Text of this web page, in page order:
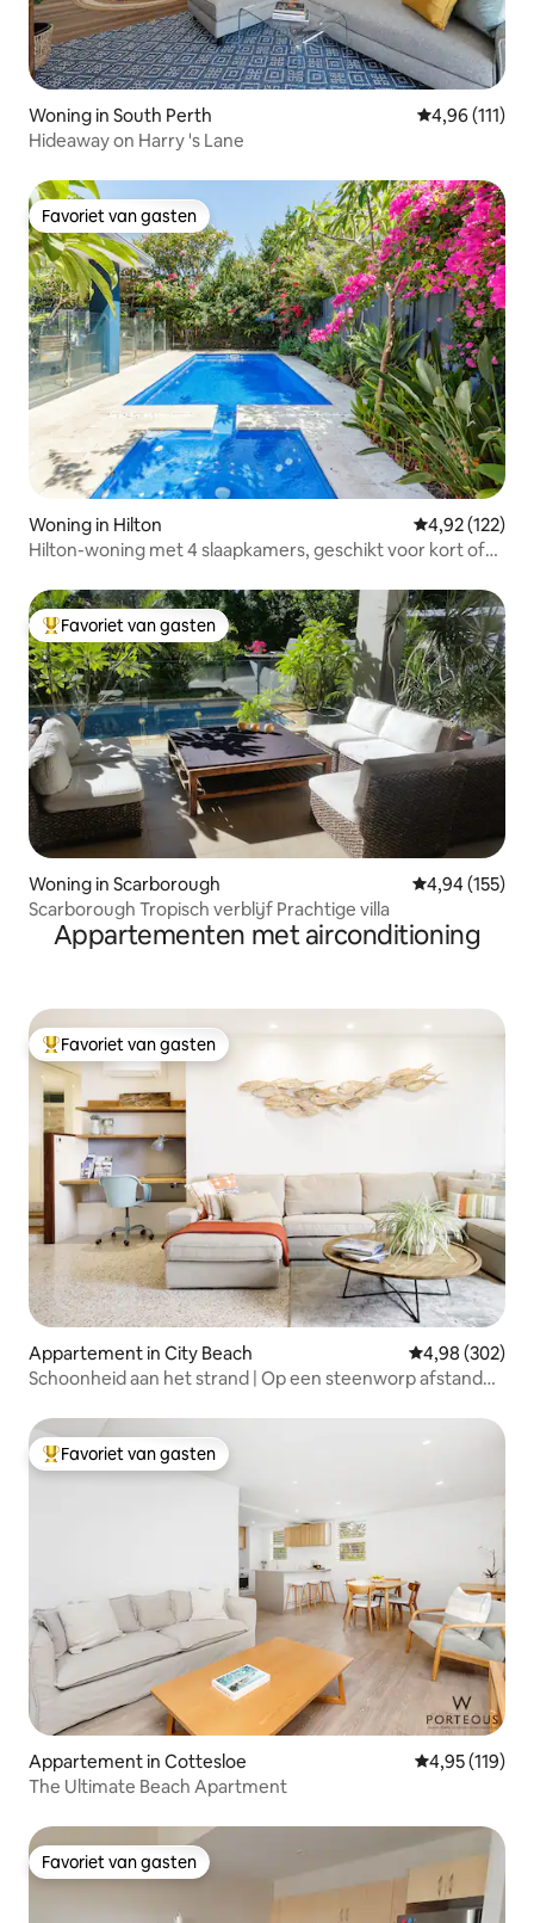
Woning in South Perth Gemiddelde
4,96 (111)
Hideaway on Harry 's Lane
Favoriet van gasten
Favoriet van gasten
Woning in Hilton Gemiddelde
4,92 (122)
Hilton-woning met 4 slaapkamers, geschikt voor kort of
Topfavoriet van gasten
Favoriet van gasten
Woning in Scarborough Gemiddelde
4,94 (155)
Scarborough Tropisch verblijf Prachtige villa
Appartementen met airconditioning
Topfavoriet van gasten
Favoriet van gasten
Appartement in City Beach Gemiddelde
4,98 (302)
Schoonheid aan het strand | Op een steenworp afstand
Topfavoriet van gasten
Favoriet van gasten
Appartement in Cottesloe Gemiddelde
4,95 (119)
The Ultimate Beach Apartment
Favoriet van gasten
Favoriet van gasten